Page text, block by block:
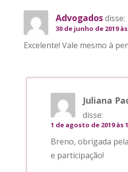
Advogadosdisse:
30 de junho de 2019 às
Excelente! Vale mesmo à
Juliana
disse:
1 de agosto de 2019 às
Breno, obrigada
e participação!